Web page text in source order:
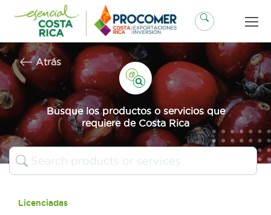
contenido
Atrás
Busque los productos o servicios que
requiere de Costa Rica
Licenciadas